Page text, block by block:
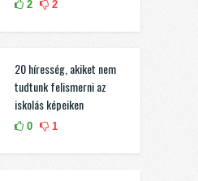
2 2
20 híresség, akiket nem
tudtunk felismerni az
iskolás képeiken
0 1